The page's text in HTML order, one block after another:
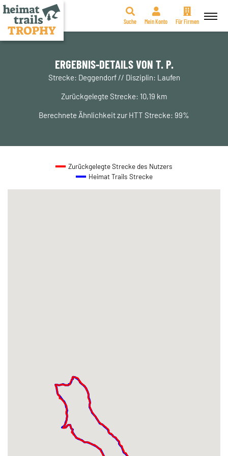
Zum
Suche Mein Konto Für Firmen
ERGEBNIS-DETAILS VON T. P.
Strecke: Deggendorf // Disziplin: Laufen
Zurückgelegte Strecke: 10,19 km
Berechnete Ähnlichkeit zur HTT Strecke: 99%
Zurückgelegte Strecke des Nutzers
Heimat Trails Strecke